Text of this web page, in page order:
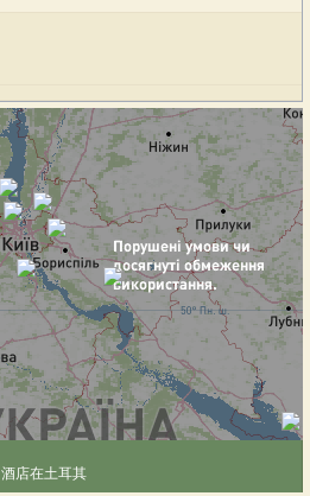
酒店在土耳其